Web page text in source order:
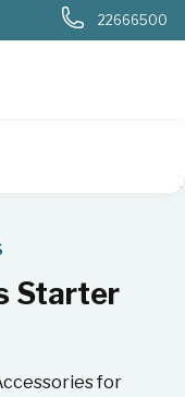
22666500
Starter
for